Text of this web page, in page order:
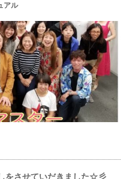
アル
をさせていだきました☆彡